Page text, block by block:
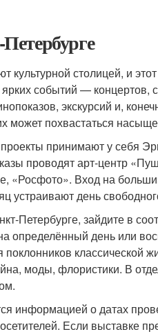
культурной столицей, и
событий — концертов,
экскурсий и,
может похвастаться
принимают у себя
проводят арт-центр
«Росфото». Вход на
устраивают день
Петербурге, зайдите в
определённый день или
классической
моды, флористики. В
информацией о датах
Если выставке